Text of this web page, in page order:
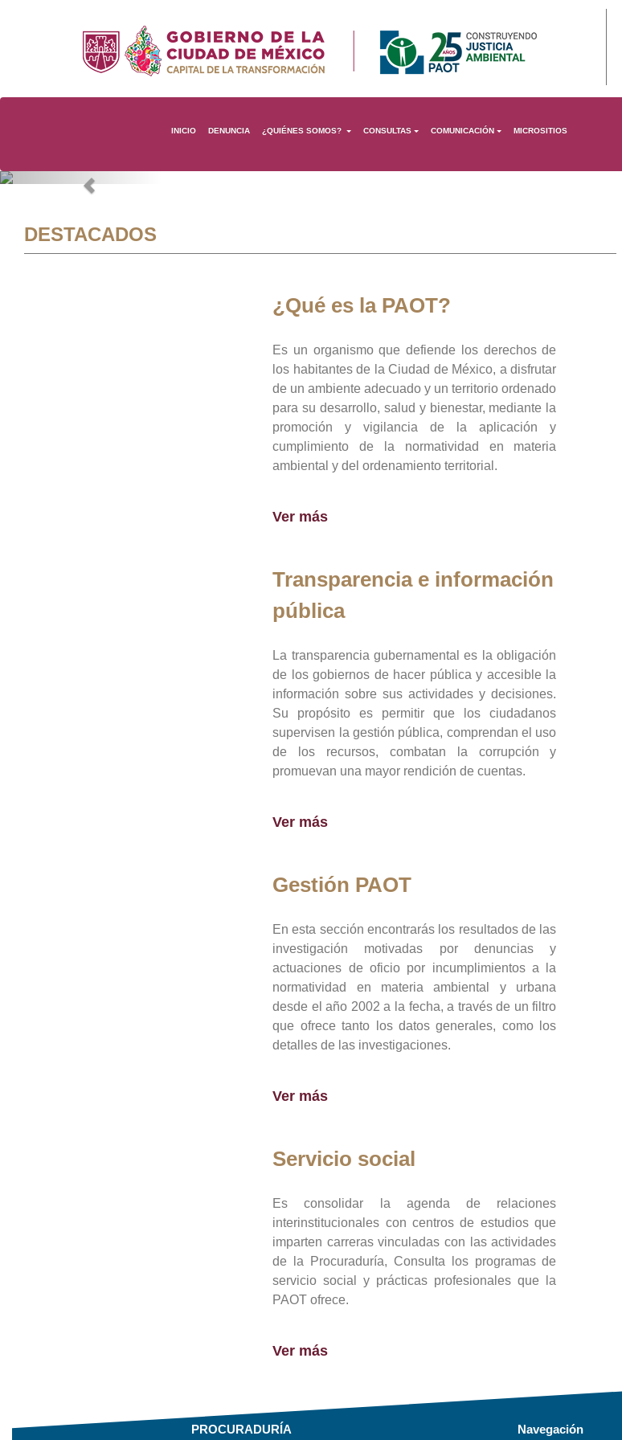
INICIO DENUNCIA ¿QUIÉNES SOMOS? CONSULTAS COMUNICACIÓN MICROSITIOS
Previous
DESTACADOS
¿Qué es la PAOT?
Es un organismo que defiende los derechos de
los habitantes de la Ciudad de México, a disfrutar
de un ambiente adecuado y un territorio ordenado
para su desarrollo, salud y bienestar, mediante la
promoción y vigilancia de la aplicación y
cumplimiento de la normatividad en materia
ambiental y del ordenamiento territorial.
Ver más
Transparencia e información
pública
La transparencia gubernamental es la obligación
de los gobiernos de hacer pública y accesible la
información sobre sus actividades y decisiones.
Su propósito es permitir que los ciudadanos
supervisen la gestión pública, comprendan el uso
de los recursos, combatan la corrupción y
promuevan una mayor rendición de cuentas.
Ver más
Gestión PAOT
En esta sección encontrarás los resultados de las
investigación motivadas por denuncias y
actuaciones de oficio por incumplimientos a la
normatividad en materia ambiental y urbana
desde el año 2002 a la fecha, a través de un filtro
que ofrece tanto los datos generales, como los
detalles de las investigaciones.
Ver más
Servicio social
Es consolidar la agenda de relaciones
interinstitucionales con centros de estudios que
imparten carreras vinculadas con las actividades
de la Procuraduría, Consulta los programas de
servicio social y prácticas profesionales que la
PAOT ofrece.
Ver más
PROCURADURÍA Navegación